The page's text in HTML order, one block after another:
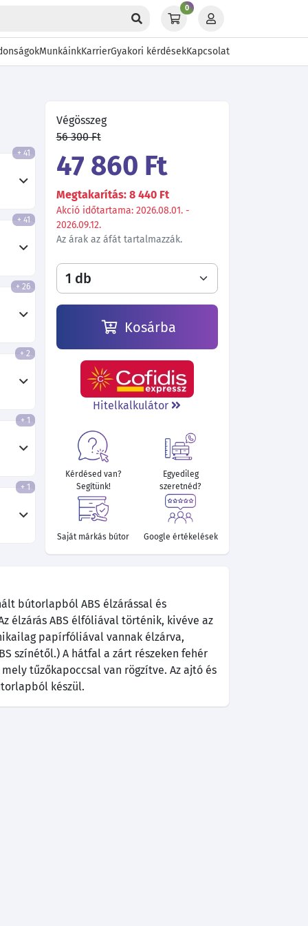
0
MunkáinkKarrierGyakori kérdésekKapcsolat
51 690 Ft 51 090 Ft
+ 41
+ 41
+ 26
+ 2
+ 1
+ 1
Végösszeg
56 300 Ft
47 860 Ft
Megtakarítás: 8 440 Ft
Akció időtartama: 2026.08.01. -
2026.09.12.
Az árak az áfát tartalmazzák.
Kosárba
Hitelkalkulátor
Kérdésed van?
Segítünk!
Egyedileg
szeretnéd?
Saját márkás bútor Google értékelések
bútorlapból ABS élzárással és
élzárás ABS élfóliával történik, kivéve az
papírfóliával vannak élzárva,
színétől.) A hátfal a zárt részeken fehér
mely tűzőkapoccsal van rögzítve. Az ajtó és
készül.